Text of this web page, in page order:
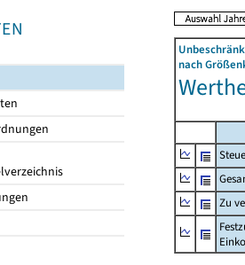
nach
Zu